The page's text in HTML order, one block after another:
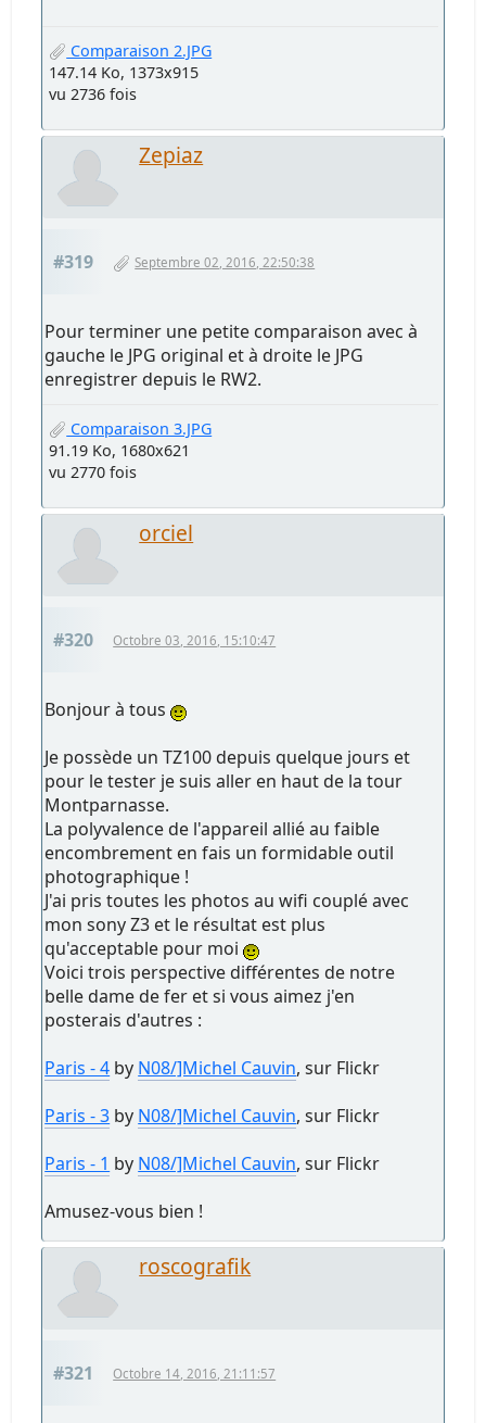
Comparaison 2.JPG
147.14 Ko, 1373x915
vu 2736 fois
Zepiaz
#319 Septembre 02, 2016, 22:50:38
Pour terminer une petite comparaison avec à
gauche le JPG original et à droite le JPG
enregistrer depuis le RW2.
Comparaison 3.JPG
91.19 Ko, 1680x621
vu 2770 fois
orciel
#320 Octobre 03, 2016, 15:10:47
Bonjour à tous
Je possède un TZ100 depuis quelque jours et
pour le tester je suis aller en haut de la tour
Montparnasse.
La polyvalence de l'appareil allié au faible
encombrement en fais un formidable outil
photographique !
J'ai pris toutes les photos au wifi couplé avec
mon sony Z3 et le résultat est plus
qu'acceptable pour moi
Voici trois perspective différentes de notre
belle dame de fer et si vous aimez j'en
posterais d'autres :
Paris - 4 by N08/]Michel Cauvin, sur Flickr
Paris - 3 by N08/]Michel Cauvin, sur Flickr
Paris - 1 by N08/]Michel Cauvin, sur Flickr
Amusez-vous bien !
roscografik
#321 Octobre 14, 2016, 21:11:57